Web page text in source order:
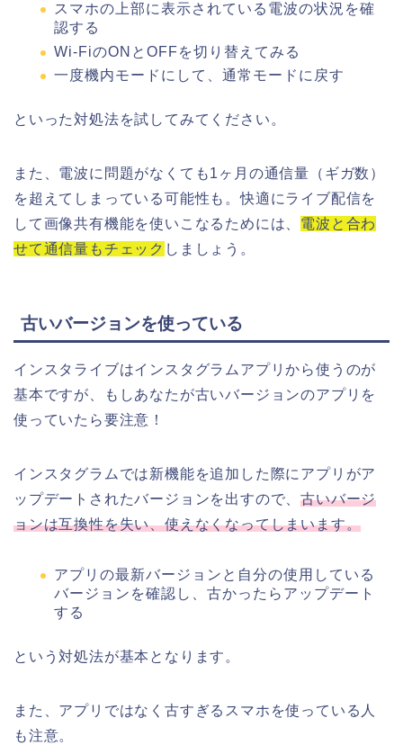
スマホの上部に表示されている電波の状況を確
認する
Wi-FiのONとOFFを切り替えてみる
一度機内モードにして、通常モードに戻す
といった対処法を試してみてください。
また、電波に問題がなくても1ヶ月の通信量（ギガ数）
を超えてしまっている可能性も。快適にライブ配信を
して画像共有機能を使いこなるためには、 電波と合わ
せて通信量もチェック しましょう。
古いバージョンを使っている
インスタライブはインスタグラムアプリから使うのが
基本ですが、もしあなたが古いバージョンのアプリを
使っていたら要注意！
インスタグラムでは新機能を追加した際にアプリがア
ップデートされたバージョンを出すので、古いバージ
ョンは互換性を失い、使えなくなってしまいます。
アプリの最新バージョンと自分の使用している
バージョンを確認し、古かったらアップデート
する
という対処法が基本となります。
また、アプリではなく古すぎるスマホを使っている人
も注意。